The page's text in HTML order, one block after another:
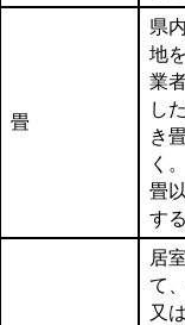
畳
県
地
業
し
き
く
畳
す
居
て
又